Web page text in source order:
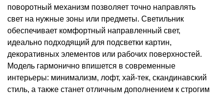
поворотный механизм позволяет точно направлять
свет на нужные зоны или предметы. Светильник
обеспечивает комфортный направленный свет,
идеально подходящий для подсветки картин,
декоративных элементов или рабочих поверхностей.
Модель гармонично впишется в современные
интерьеры: минимализм, лофт, хай-тек, скандинавский
стиль, а также станет отличным дополнением к строгим